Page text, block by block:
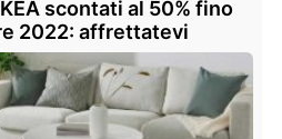
scontati al 50% fino
2022: affrettatevi